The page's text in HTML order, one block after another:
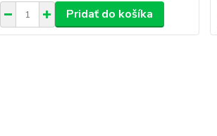
Pridať do košíka